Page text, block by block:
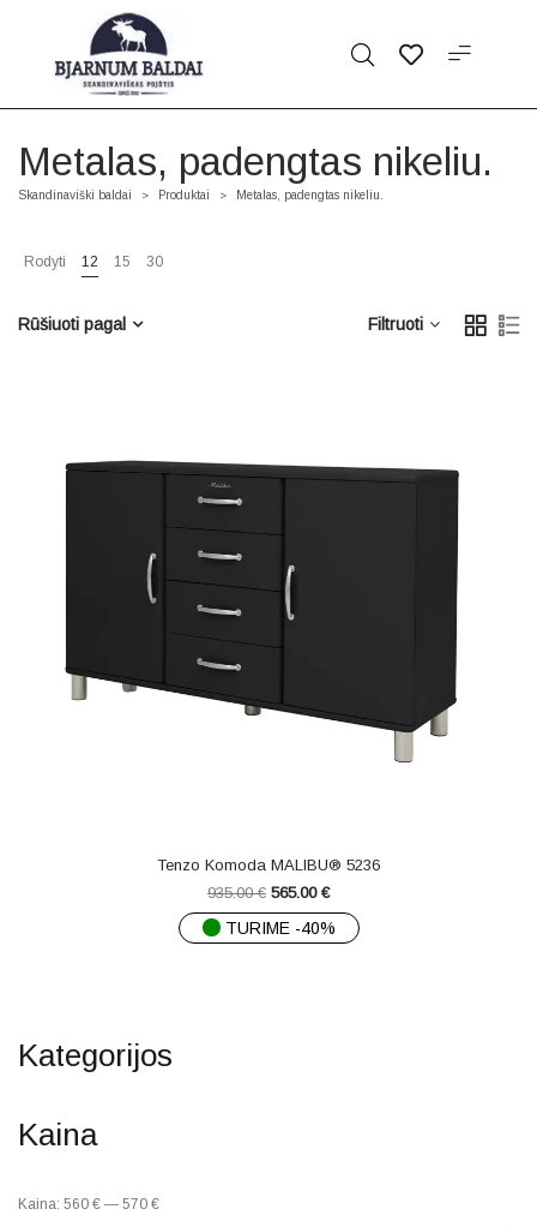
Metalas, padengtas nikeliu.
Skandinaviški baldai > Produktai > Metalas, padengtas nikeliu.
Rodyti 12 15 30
Filtruoti
Rūšiuoti pagal
Tenzo Komoda MALIBU® 5236
935.00€ 565.00 €
TURIME -40%
Kategorijos
Kaina
Kaina: 560 € — 570 €